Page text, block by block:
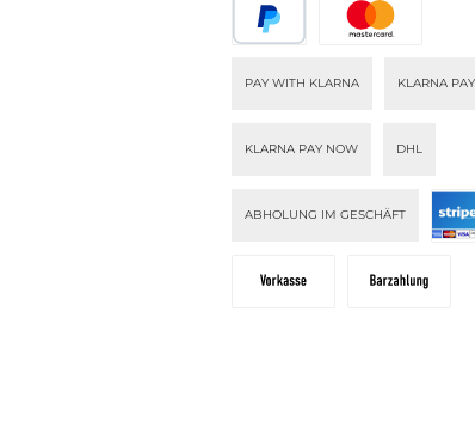
PAY WITH KLARNA KLARNA
KLARNA PAY NOW DHL
ABHOLUNG IM GESCHÄFT